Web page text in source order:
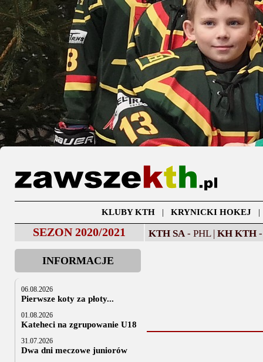
KLUBY KTH| KRYNICKI HOKEJ
SEZON 2020/2021 KTH SA - PHL | KH KTH
INFORMACJE
06.08.2026
Pierwsze koty za płoty...
01.08.2026
Kateheci na zgrupowanie U18
31.07.2026
Dwa dni meczowe juniorów